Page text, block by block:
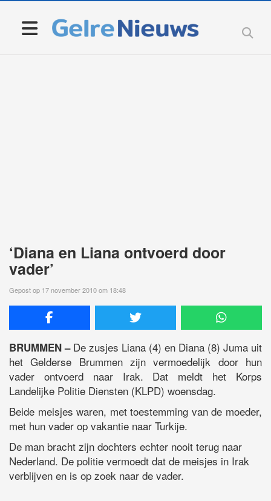
‘Diana en Liana ontvoerd door
vader’
Gepost op 17 november 2010 om 18:48
BRUMMEN –De zusjes Liana (4) en Diana (8) Juma uit
het Gelderse Brummen zijn vermoedelijk door hun
vader ontvoerd naar Irak. Dat meldt het Korps
Landelijke Politie Diensten (KLPD) woensdag.
Beide meisjes waren, met toestemming van de moeder,
met hun vader op vakantie naar Turkije.
De man bracht zijn dochters echter nooit terug naar
Nederland. De politie vermoedt dat de meisjes in Irak
verblijven en is op zoek naar de vader.